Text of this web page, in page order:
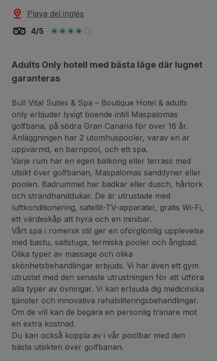
Playa del inglés
4/5
Adults Only hotell med bästa läge där lugnet
garanteras
Bull Vital Suites & Spa – Boutique Hotel & adults
only erbjuder lyxigt boende intill Maspalomas
golfbana, på södra Gran Canaria för över 16 år.
Anläggningen har 2 utomhuspooler, varav en är
uppvärmd, en barnpool, och ett spa.
Varje rum har en egen balkong eller terrass med
utsikt över golfbanan, Maspalomas sanddyner eller
poolen. Badrummet har badkar eller dusch, hårtork
och strandhanddukar. De är utrustade med
luftkonditionering, satellit-TV-apparater, gratis Wi-Fi,
ett värdeskåp att hyra och en minibar.
Vårt spa i romersk stil ger en oförglömlig upplevelse
med bastu, saltstuga, termiska pooler och ångbad.
Olika typer av massage och olika
skönhetsbehandlingar erbjuds. Vi har även ett gym
utrustat med den senaste utrustningen för att utföra
alla typer av övningar. Vi kan erbjuda dig medicinska
tjänster och innovativa rehabiliteringsbehandlingar.
Om de vill kan de begära en personlig tränare mot
en extra kostnad.
Du kan också koppla av i vår poolbar med den
bästa utsikten över golfbanan.